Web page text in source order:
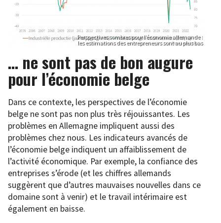
Perspectives sombres pour l’économie allemande :
les estimations des entrepreneurs sont au plus bas
… ne sont pas de bon augure
pour l’économie belge
Dans ce contexte, les perspectives de l’économie
belge ne sont pas non plus très réjouissantes. Les
problèmes en Allemagne impliquent aussi des
problèmes chez nous. Les indicateurs avancés de
l’économie belge indiquent un affaiblissement de
l’activité économique. Par exemple, la confiance des
entreprises s’érode (et les chiffres allemands
suggèrent que d’autres mauvaises nouvelles dans ce
domaine sont à venir) et le travail intérimaire est
également en baisse.